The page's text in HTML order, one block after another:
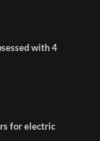
with 4
for electric